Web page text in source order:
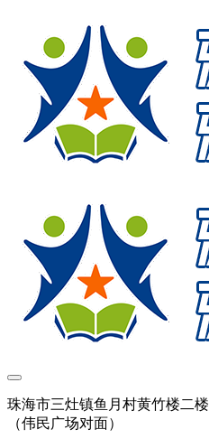
珠海市三灶镇鱼月村黄竹楼二楼
（伟民广场对面）